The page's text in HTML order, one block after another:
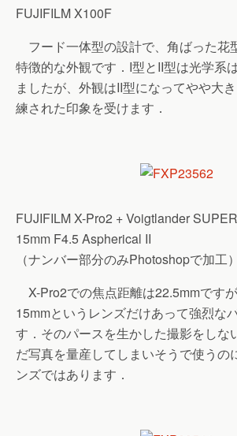
FUJIFILM X100F
フード一体型の設計で、角ばった花
特徴的な外観です．I型とII型は光学系
ましたが、外観はII型になってやや大
練された印象を受けます．
FUJIFILM X-Pro2 + Voigtlander
15mm F4.5 Aspherical II
（ナンバー部分のみPhotoshopで加工）
X-Pro2での焦点距離は22.5mmです
15mmというレンズだけあって強烈な
す．そのパースを生かした撮影をしな
だ写真を量産してしまいそうで使うの
ンズではあります．